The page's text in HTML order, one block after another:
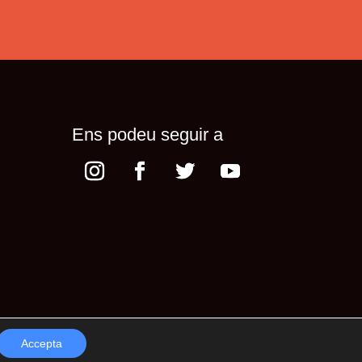
Ens podeu seguir a
Accepta